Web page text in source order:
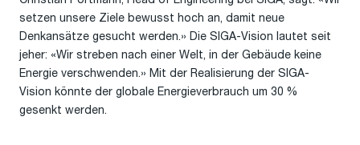
setzen unsere Ziele bewusst hoch an, damit neue
Denkansätze gesucht werden.» Die SIGA-Vision lautet seit
jeher: «Wir streben nach einer Welt, in der Gebäude keine
Energie verschwenden.» Mit der Realisierung der SIGA-
Vision könnte der globale Energieverbrauch um 30 %
gesenkt werden.